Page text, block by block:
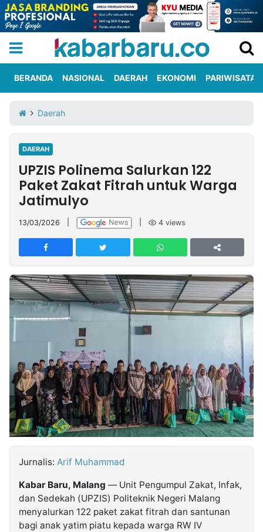
Iklan
Berita
Kami
Nasional
International
Olahraga
Entertainment
Daerah
Pariwisata
Kuliner
Kolom
Network
PT
TREETAN
INDONESIA
Partner
Follow
Kabarbaru
BERANDA NASIONAL DAERAH EKONOMI PARIWISATA
Daerah
DAERAH
UPZIS Polinema Salurkan 122
Paket Zakat Fitrah untuk Warga
Jatimulyo
13/03/2026 4 views
Jurnalis: Arif Muhammad
Kabar Baru, Malang — Unit Pengumpul Zakat, Infak,
dan Sedekah (UPZIS) Politeknik Negeri Malang
menyalurkan 122 paket zakat fitrah dan santunan
bagi anak yatim piatu kepada warga RW IV